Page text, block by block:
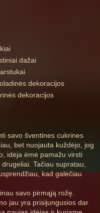
dažai
dekoracijos
dekoracijos
savo šventines cukrines
bet nuojauta kuždėjo, jog
idėja ėmė pamažu virsti
Tačiau supratau,
kad galėčiau
savo pirmąją rožę.
jau yra prisijungusios dar